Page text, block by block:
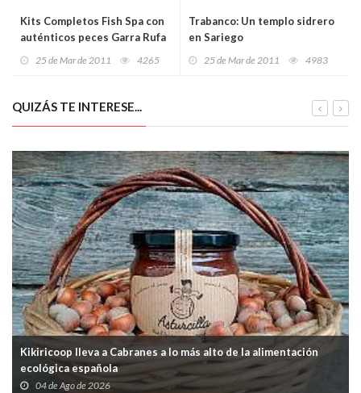
Kits Completos Fish Spa con
auténticos peces Garra Rufa
25 de Mar de 2011 4265
Trabanco: Un templo sidrero
en Sariego
25 de Mar de 2011 4983
QUIZÁS TE INTERESE...
Kikiricoop lleva a Cabranes a lo más alto de la alimentación
ecológica española
04 de Ago de 2026